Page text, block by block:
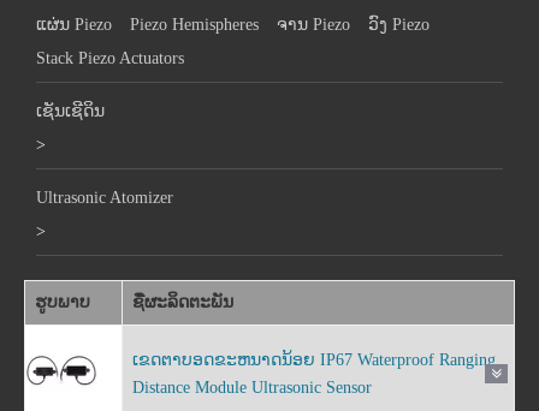
ແຜ່ນ Piezo
Piezo Hemispheres ຈານ Piezo
ວົງ Piezo
Stack Piezo Actuators
ເຊັນເຊີດິນ
>
Ultrasonic Atomizer
>
ຮູບພາບ ຊື່ຜະລິດຕະພັນ
ເຂດຕາບອດຂະຫນາດນ້ອຍ IP67 Waterproof Ranging
Distance Module Ultrasonic Sensor